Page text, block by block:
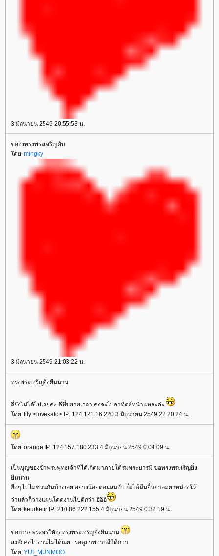
3 มิถุนายน 2549 20:55:53 น.
ขอจงทรงพระเจริญคับ
ดย: mingky
3 มิถุนายน 2549 21:03:22 น.
ทรงพระเจริญยิ่งยืนนาน
ลี่ยังไม่ได้ไปเลยค่ะ ดีที่ขยายเวลา คงจะไปอาทิตย์หน้าแหละค่ะ
ดย: lily <lovekalo> IP: 124.121.16.220 3 มิถุนายน 2549 22:20:24 น.
ดย: orange IP: 124.157.180.233 4 มิถุนายน 2549 0:04:09 น.
เป็นบุญของข้าพระพุทธเจ้าที่ได้เกิดมาภายใต้ร่มพระบารมี ขอทรงพระเริญยิ่ง
ืนนาน
ฮือๆ ไปไม่ชวนกันบ้างเลย อย่างน้อยตอนลมจับ ก็ะได้มีนยื่นยาลมยาหม่องให้
ว่าแล้วก็วางแผนโดดงานไปดีกว่า อิอิอิ
ดย: keurkeur IP: 210.86.222.155 4 มิถุนายน 2549 0:32:19 น.
ขอถวายพระพรให้จงทรงพระเจริญยิ่งยืนนาน
สงสัยคงไปงานไม่ได้เลย...รอดูภาพจากทีวีดีกว่า
ดย: YUI_MUNMOO